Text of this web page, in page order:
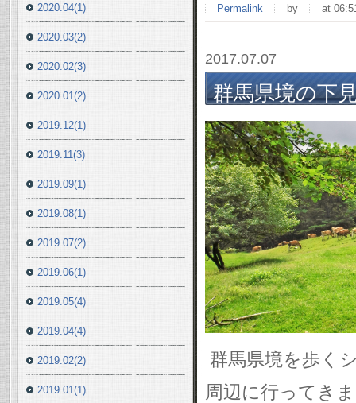
Permalink by at
2017.07.07
群馬県境の下
群馬県境を歩く
周辺に行ってき
2020.04(1)
2020.03(2)
2020.02(3)
2020.01(2)
2019.12(1)
2019.11(3)
2019.09(1)
2019.08(1)
2019.07(2)
2019.06(1)
2019.05(4)
2019.04(4)
2019.02(2)
2019.01(1)